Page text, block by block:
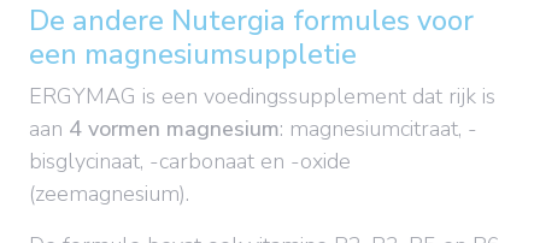
De andere Nutergia formules voor
een magnesiumsuppletie
ERGYMAG is een voedingssupplement dat rijk is
aan 4 vormen magnesium: magnesiumcitraat, -
bisglycinaat, -carbonaat en -oxide
(zeemagnesium).